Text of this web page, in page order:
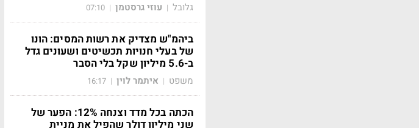
גלובל | עוזי גרסטמן |
07:10
ביהמ"ש מצדיק את רשות המסים: הונו
של בעלי חנויות תכשיטים ושעונים גדל
ב-5.6 מיליון שקל בלי הסבר
משפט | איתמר לוין |
16:17
הכתה בכל מדד וצנחה 12%: הפער של
שני מיליון דולר שהפיל את מניית